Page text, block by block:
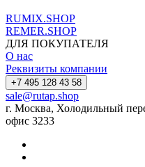
RUMIX.SHOP
REMER.SHOP
ДЛЯ ПОКУПАТЕЛЯ
О нас
Реквизиты компании
+7 495 128 43 58
sale@rutap.shop
г. Москва, Холодильный
офис 3233